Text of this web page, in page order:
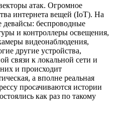
атак. Огромное
интернета вещей (IoT). На
девайсы: беспроводные
и контроллеры освещения,
видеонаблюдения,
другие устройства,
связи к локальной сети и
и происходит
а вполне реальная
просачиваются истории
как раз по такому